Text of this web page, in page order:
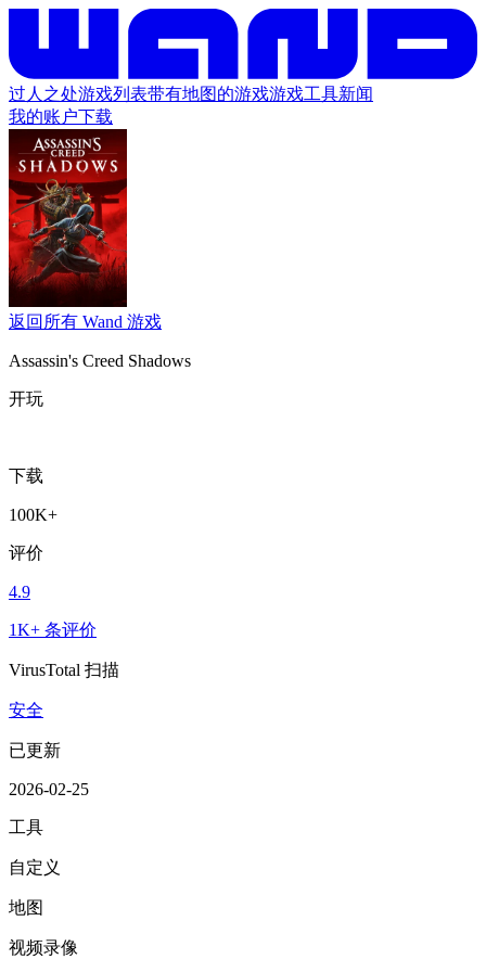
过人之处游戏列表带有地图的游戏游戏工具新闻
我的账户下载
返回所有 Wand 游戏
Assassin's Creed Shadows
开玩
下载
100K+
评价
4.9
1K+ 条评价
VirusTotal 扫描
安全
已更新
2026-02-25
工具
自定义
地图
视频录像